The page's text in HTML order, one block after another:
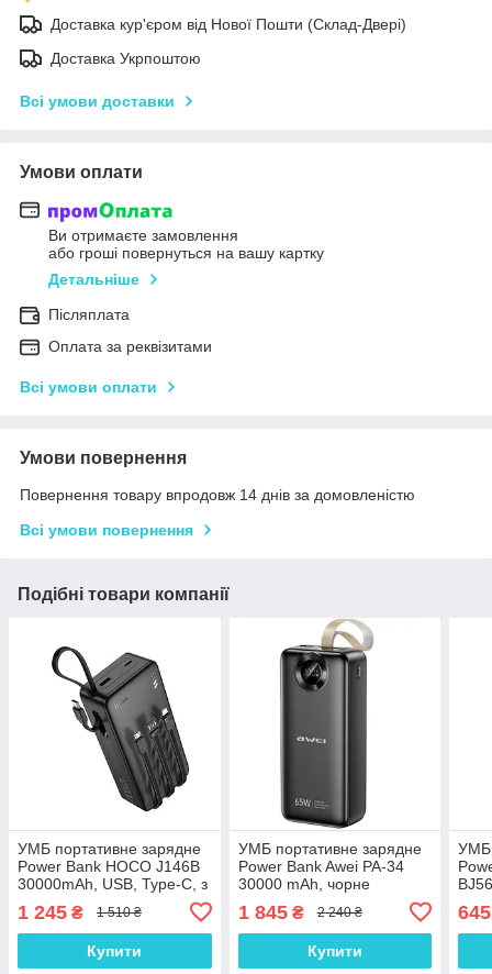
Доставка кур'єром від Нової Пошти (Склад-Двері)
Доставка Укрпоштою
Всі умови доставки
Умови оплати
Ви отримаєте замовлення
або гроші повернуться на вашу картку
Детальніше
Післяплата
Оплата за реквізитами
Всі умови оплати
Умови повернення
Повернення товару впродовж 14 днів за домовленістю
Всі умови повернення
Подібні товари компанії
УМБ портативне зарядне
Power Bank HOCO J146B
30000mAh, USB, Type-C, з
вбудованими кабелями,
чорний
1 245 ₴ 1 510 ₴
Купити
УМБ портативне зарядне
Power Bank Awei PA-34
30000 mAh, чорне
1 845₴ 2 240 ₴
Купити
УМБ
645